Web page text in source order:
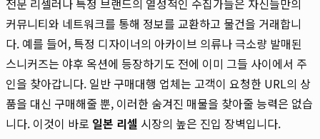
커뮤니티와 네트워크를 통해 정보를 교환하고 물건을 거래합니
다. 예를 들어, 특정 디자이너의 아카이브 의류나 극소량 발매된
스니커즈는 야후 옥션에 등장하기도 전에 이미 그들 사이에서 주
인을 찾아갑니다. 일반 구매대행 업체는 고객이 요청한 URL의 상
품을 대신 구매해줄 뿐, 이러한 숨겨진 매물을 찾아줄 능력은 없습
니다. 이것이 바로 일본 리셀 시장의 높은 진입 장벽입니다.